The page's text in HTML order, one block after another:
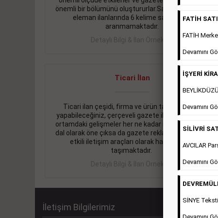
önemli bir bölümünü oluştururlar.Sabah sarı sayfa
eleman ilanlarında 6 kelime sayısı şartı
aranmamaktadır.
Detaylı Bilgi & İlan Örnekleri
Ticari İlan
Ticari ilan çeşidi, firma ve ürün tanıtımlarınızı
yapabileceğiniz, çerçeveli gazete ilanlarıdır. Dijital
ortamdaki gelişmeler her ne kadar ihtiyacın arttığı
dal olarak öne çıksa da gazete reklamları halen en
etkili iletişim araçları olarak hayati önem
taşımaktadır.
Detaylı Bilgi & İlan Örnekleri
İletişim Bilgilerimiz
FATİH
FATİH
Devamını
İŞYERİ
Devamını
SİLİVRİ
AVCILAR
Devamını
SİNYE